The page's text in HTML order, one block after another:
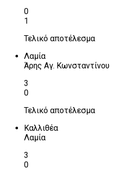
0
1
Τελικό αποτέλεσμα
Λαμία
Άρης Αγ. Κωνσταντίνου
3
0
Τελικό αποτέλεσμα
Καλλιθέα
Λαμία
3
0